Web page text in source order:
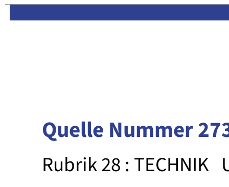
Quelle Nummer
Rubrik 28 : TECHNIK